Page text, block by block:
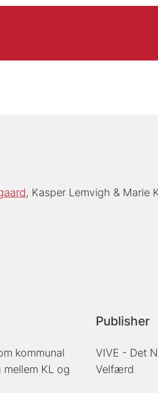
Kasper Lemvigh Marie
kommunal
KL og
Publisher
VIVE - Det
Velfærd